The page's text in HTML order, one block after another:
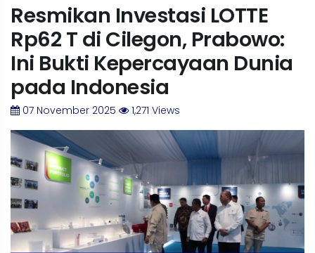
Resmikan Investasi LOTTE
Rp62 T di Cilegon, Prabowo:
Ini Bukti Kepercayaan Dunia
pada Indonesia
07 November 2025 1,271 Views